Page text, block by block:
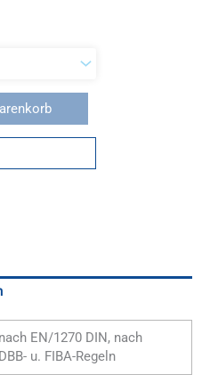
nach EN/1270 DIN, nach
DBB- u. FIBA-Regeln